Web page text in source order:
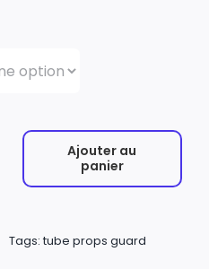
Ajouter au
panier
Tags:tube props guard